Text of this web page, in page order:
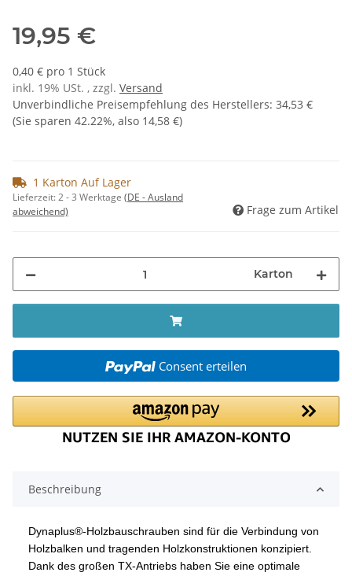
19,95 €
0,40 € pro 1 Stück
inkl. 19% USt. , zzgl. Versand
Unverbindliche Preisempfehlung des Herstellers: 34,53 €
(Sie sparen 42.22%, also 14,58 €)
1 Karton Auf Lager
Lieferzeit:2 - 3 Werktage (DE - Ausland
abweichend)
Frage zum Artikel
Karton
Consent erteilen
Beschreibung
Dynaplus®-Holzbauschrauben sind für die Verbindung von
Holzbalken und tragenden Holzkonstruktionen konzipiert.
Dank des großen TX-Antriebs haben Sie eine optimale